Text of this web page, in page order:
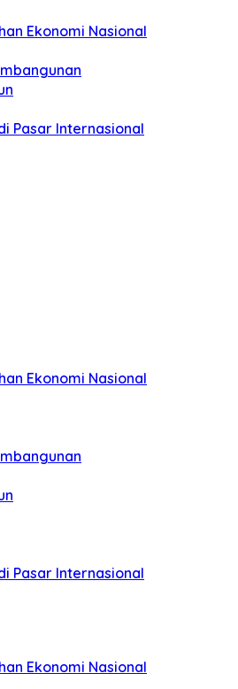
Ekonomi Nasional
Pasar Internasional
Ekonomi Nasional
Pasar Internasional
Ekonomi Nasional